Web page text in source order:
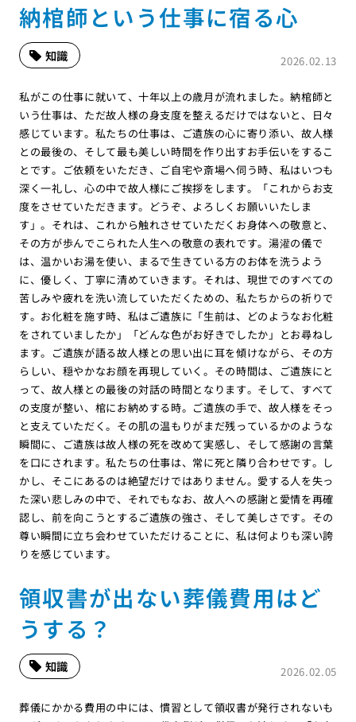
納棺師という仕事に宿る心
2026.02.13
知識
私がこの仕事に就いて、十年以上の歳月が流れました。納棺師と
いう仕事は、ただ故人様の身支度を整えるだけではないと、日々
感じています。私たちの仕事は、ご遺族の心に寄り添い、故人様
との最後の、そして最も美しい時間を作り出すお手伝いをするこ
とです。ご依頼をいただき、ご自宅や斎場へ伺う時、私はいつも
深く一礼し、心の中で故人様にご挨拶をします。「これからお支
度をさせていただきます。どうぞ、よろしくお願いいたしま
す」。それは、これから触れさせていただくお身体への敬意と、
その方が歩んでこられた人生への敬意の表れです。湯灌の儀で
は、温かいお湯を使い、まるで生きている方のお体を洗うよう
に、優しく、丁寧に清めていきます。それは、現世でのすべての
苦しみや疲れを洗い流していただくための、私たちからの祈りで
す。お化粧を施す時、私はご遺族に「生前は、どのようなお化粧
をされていましたか」「どんな色がお好きでしたか」とお尋ねし
ます。ご遺族が語る故人様との思い出に耳を傾けながら、その方
らしい、穏やかなお顔を再現していく。その時間は、ご遺族にと
って、故人様との最後の対話の時間となります。そして、すべて
の支度が整い、棺にお納めする時。ご遺族の手で、故人様をそっ
と支えていただく。その肌の温もりがまだ残っているかのような
瞬間に、ご遺族は故人様の死を改めて実感し、そして感謝の言葉
を口にされます。私たちの仕事は、常に死と隣り合わせです。し
かし、そこにあるのは絶望だけではありません。愛する人を失っ
た深い悲しみの中で、それでもなお、故人への感謝と愛情を再確
認し、前を向こうとするご遺族の強さ、そして美しさです。その
尊い瞬間に立ち会わせていただけることに、私は何よりも深い誇
りを感じています。
領収書が出ない葬儀費用はど
うする？
2026.02.05
知識
葬儀にかかる費用の中には、慣習として領収書が発行されないも